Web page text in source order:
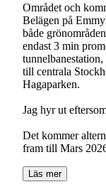
Området och
Belägen på
både
endast 3 min
till centrala
Hagaparken.
Jag hyr ut
Det kommer
fram till Mars
Läs mer